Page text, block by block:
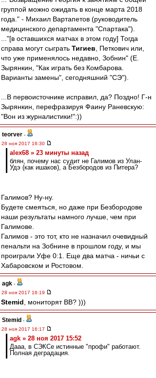
группой можно ожидать в конце марта 2018
года." - Михаил Вартапетов (руководитель
медицинского департамента "Спартака").
..."[в оставшихся матчах в этом году] Тогда
справа могут сыграть Тигиев , Петкович или,
что уже применялось недавно, Зобнин" (Е.
Зырянкин, "Как играть без Комбарова.
Варианты замены", сегодняшний "СЭ").
...В первоисточнике исправил, да? Поздно! Г-н
Зырянкин, перефразируя Фаину Раневскую:
"Вон из журналистики!":))
teorver -
28 ноя 2017 16:30
alex68 » 23 минуты назад
блян, почему нас судит не Галимов из Улан-
Удэ (как ишаков), а Безбородов из Питера?
Галимов? Ну-ну.
Будете смеяться, но даже при Безбородове
наши результаты намного лучше, чем при
Галимове.
Галимов - это тот, кто не назначил очевидный
пенальти на Зобнине в прошлом году, и мы
проиграли Уфе 0:1. Еще два матча - ничьи с
Хабаровском и Ростовом.
agk -
28 ноя 2017 16:19
Stemid , мониторят ВВ? )))
Stemid -
28 ноя 2017 16:17
agk » 28 ноя 2017 15:52
Дааа, в СЭКСе истинные "профи" работают.
Полная деградация.